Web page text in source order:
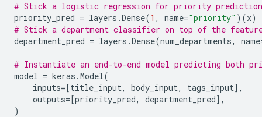
# Stick a logistic regression for priority
priority_pred = layers .Dense(1 , name="priority" )(x)
# Stick a department classifier on top of the
department_pred = layers .Dense(num_departments, name
# Instantiate an end-to-end model predicting both
model = keras .Model(
inputs=[title_input, body_input, tags_input],
outputs=[priority_pred, department_pred],
)